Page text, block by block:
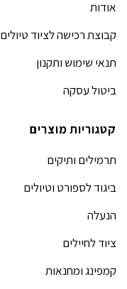
אודות
קבוצת רכישה לציוד טיולים
תנאי שימוש ותקנון
ביטול עסקה
קטגוריות מוצרים
תרמילים ותיקים
ביגוד לספורט וטיולים
הנעלה
ציוד לחיילים
קמפינג ומחנאות